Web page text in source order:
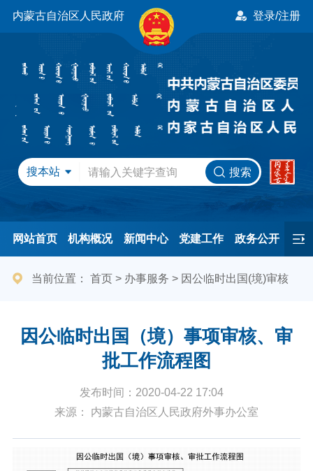
内蒙古自治区人民政府 登录/注册
搜本站 搜索
网站首页 机构概况 新闻中心 党建工作 政务公开
办事服务 民间友好 港澳事务 互动交流 专题专栏
当前位置： 首页> 办事服务 > 因公临时出国(境)审核
因公临时出国（境）事项审核、审
批工作流程图
发布时间：2020-04-22 17:04
来源： 内蒙古自治区人民政府外事办公室